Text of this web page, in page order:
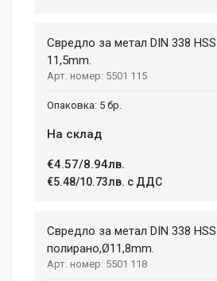
Свредло за метал DIN 338
11,5mm.
5501 115
5 бр.
На склад
€4.57/8.94лв.
€5.48/10.73лв. с ДДС
Свредло за метал DIN 338 HSS
полиранo,Ø11,8mm.
5501 118